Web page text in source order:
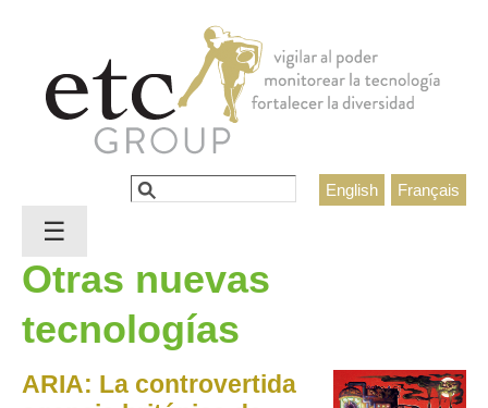
Français
English
Formulario de búsqueda
Buscar
Otras nuevas
tecnologías
ARIA: La controvertida
☰